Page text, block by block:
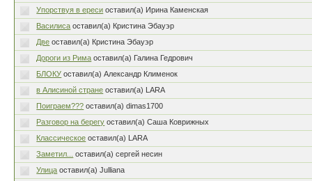
Упорствуя в ереси оставил(а) Ирина Каменская
Василиса оставил(а) Кристина Эбауэр
Две оставил(а) Кристина Эбауэр
Дороги из Рима оставил(а) Галина Гедрович
БЛОКУ оставил(а) Александр Клименок
в Алисиной стране оставил(а) LARA
Поиграем??? оставил(а) dimas1700
Разговор на берегу оставил(а) Саша Коврижных
Классическое оставил(а) LARA
Заметил...
оставил(а) сергей несин
Улица оставил(а) Julliana